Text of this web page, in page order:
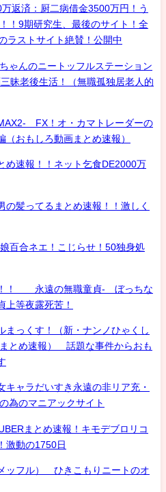
返済：厨二病借金3500万円！う
！9期研究生、最後のサイト！全
ラストサイト絶賛！公開中
ゃんのニートッフルステーション
昧老後生活！（無職孤独居老人的
FX！オ・カマトレーダーの
おもしろ動画まとめ速報）
め速報！！ネット乞食DE2000万
の髪ってるまとめ速報！！激しく
百合ネエ！こじらせ！50独身処
！！ 永遠の無職童貞- ぼっちな
上等夜露死苦！
まっくす！（新・ナンノひゃくし
とめ速報） 話題な事件からおも
キャラだいすき永遠の非リア充・
為のマニアックサイト
まとめ速報！キモデブロリコ
激動の1750日
ッフル） ひきこもりニートのオ